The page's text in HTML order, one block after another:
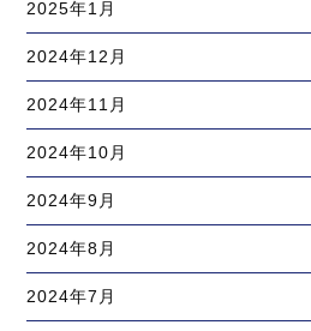
2025年1月
2024年12月
2024年11月
2024年10月
2024年9月
2024年8月
2024年7月